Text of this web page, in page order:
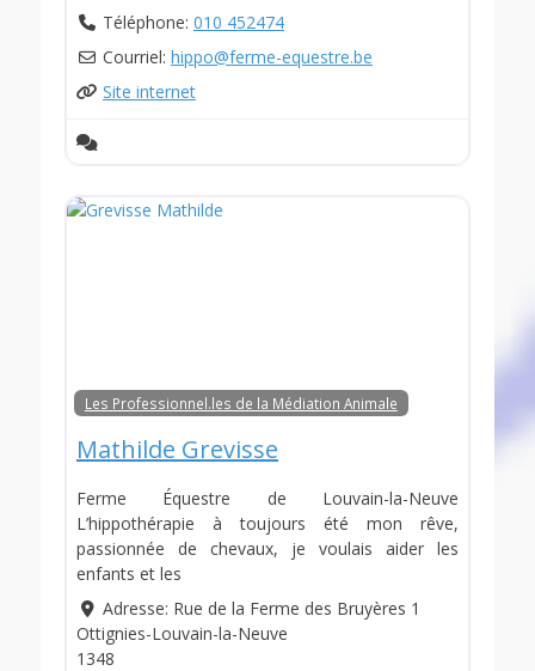
Téléphone: 010 452474
Courriel: hippo@ferme-equestre.be
Site internet
Les Professionnel.les de la Médiation Animale
Mathilde Grevisse
Ferme Équestre de Louvain-la-Neuve
L’hippothérapie à toujours été mon rêve,
passionnée de chevaux, je voulais aider les
enfants et les
Adresse: Rue de la Ferme des Bruyères 1
Ottignies-Louvain-la-Neuve
1348